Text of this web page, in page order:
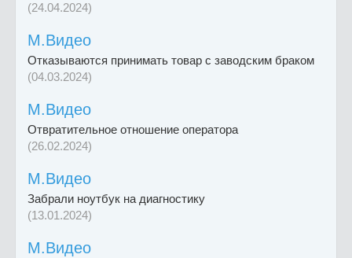
(24.04.2024)
М.Видео
Отказываются принимать товар с заводским браком
(04.03.2024)
М.Видео
Отвратительное отношение оператора
(26.02.2024)
М.Видео
Забрали ноутбук на диагностику
(13.01.2024)
М.Видео